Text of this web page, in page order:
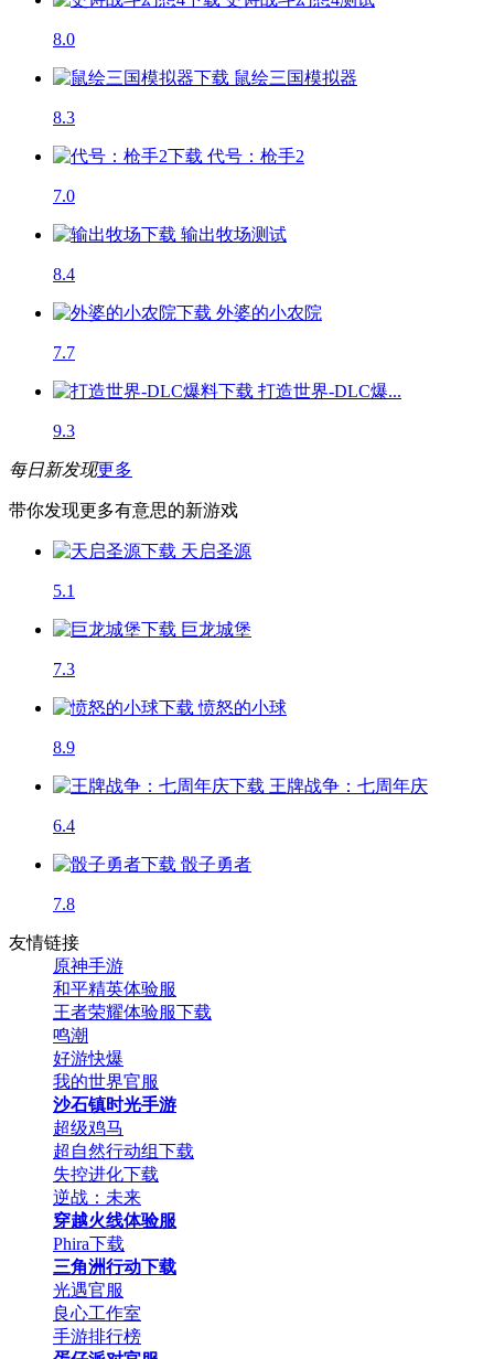
8.0
鼠绘三国模拟器
8.3
代号：枪手2
7.0
输出牧场测试
8.4
外婆的小农院
7.7
打造世界-DLC爆...
9.3
每日新发现更多
带你发现更多有意思的新游戏
天启圣源
5.1
巨龙城堡
7.3
愤怒的小球
8.9
王牌战争：七周年庆
6.4
骰子勇者
7.8
友情链接
原神手游
和平精英体验服
王者荣耀体验服下载
鸣潮
好游快爆
我的世界官服
沙石镇时光手游
超级鸡马
超自然行动组下载
失控进化下载
逆战：未来
穿越火线体验服
Phira下载
三角洲行动下载
光遇官服
良心工作室
手游排行榜